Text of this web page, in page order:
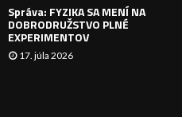
Správa: FYZIKA SA MENÍ NA
DOBRODRUŽSTVO PLNÉ
EXPERIMENTOV
17. júla 2026